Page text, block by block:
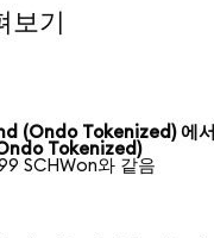
보기
(Ondo Tokenized) 에서
Tokenized)
SCHWon와 같음